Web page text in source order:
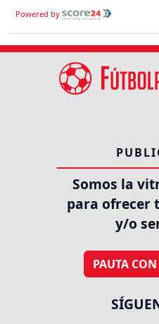
Powered by
Somos la
para ofrecer
y/o
PAUTA